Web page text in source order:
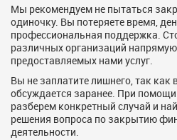
Мы рекомендуем не пытаться
одиночку. Вы потеряете время,
профессиональная поддержка.
различных организаций
предоставляемых нами услуг.
Вы не заплатите лишнего, так как
обсуждается заранее. При
разберем конкретный случай и
решения вопроса по закрытию
деятельности.